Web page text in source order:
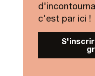
c'est par ici !